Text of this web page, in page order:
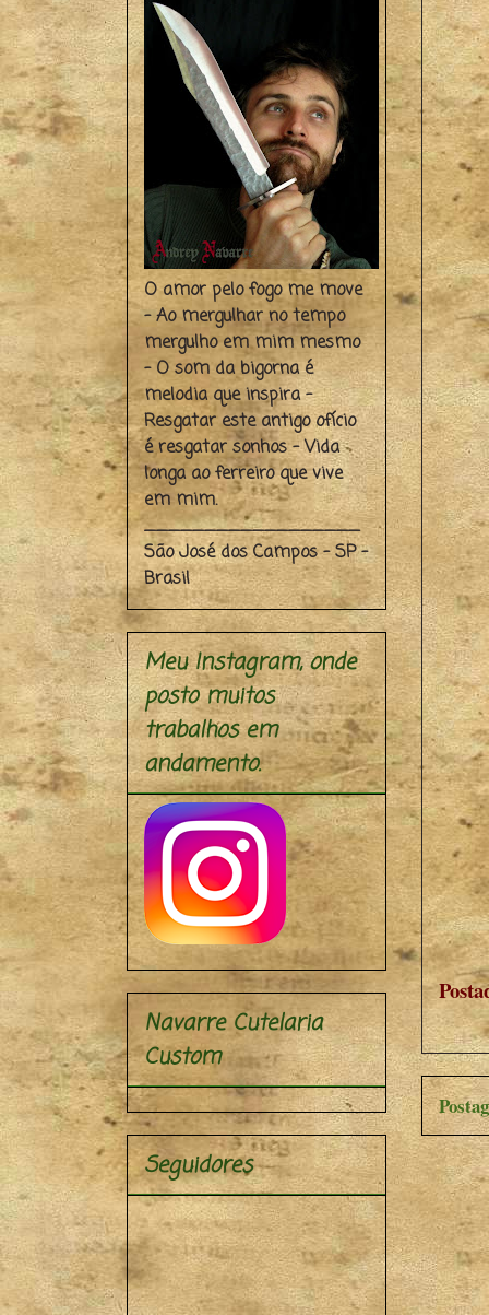
O amor pelo fogo me move
- Ao mergulhar no tempo
mergulho em mim mesmo
- O som da bigorna é
melodia que inspira -
Resgatar este antigo ofício
é resgatar sonhos - Vida
longa ao ferreiro que vive
em mim.
__________________
São José dos Campos - SP -
Brasil
Meu Instagram, onde
posto muitos
trabalhos em
andamento.
Navarre Cutelaria
Custom
Seguidores